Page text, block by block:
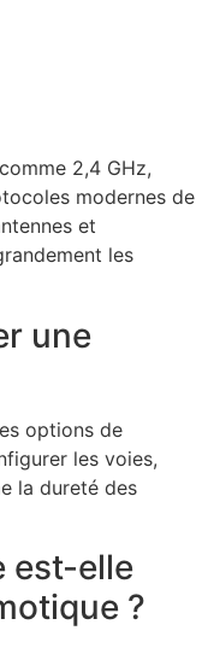
2,4 GHz,
modernes de
et
les
une
options de
les voies,
la dureté des
est-elle
?